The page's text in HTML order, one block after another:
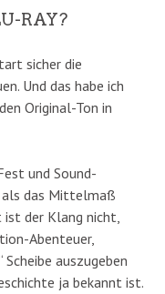
RAY?
sicher die
Und das habe ich
Original-Ton in
und Sound-
als das Mittelmaß
der Klang nicht,
Abenteuer,
auszugeben
ja bekannt ist.